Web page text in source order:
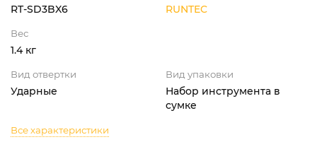
RT-SD3BX6 RUNTEC
Вес
1.4 кг
Вид отвертки
Ударные
Вид упаковки
Набор инструмента в
сумке
Все характеристики